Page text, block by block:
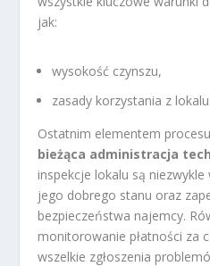
jak:
wysokość czynszu,
zasady korzystania z lokalu.
Ostatnim elementem
bieżąca administracja
inspekcje lokalu są
jego dobrego stanu oraz
bezpieczeństwa najemcy.
monitorowanie płatności za
wszelkie zgłoszenia